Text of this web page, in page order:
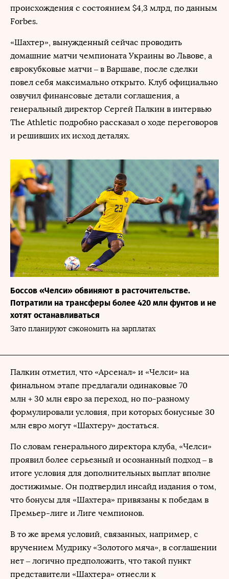
происхождения с состоянием $4,3 млрд, по данным
Forbes.
«Шахтер», вынужденный сейчас проводить
домашние матчи чемпионата Украины во Львове, а
еврокубковые матчи – в Варшаве, после сделки
повел себя максимально открыто. Клуб официально
озвучил финансовые детали соглашения, а
генеральный директор Сергей Палкин в интервью
The Athletic подробно рассказал о ходе переговоров
и решивших их исход деталях.
Боссов «Челси» обвиняют в расточительстве.
Потратили на трансферы более 420 млн фунтов и не
хотят останавливаться
Зато планируют сэкономить на зарплатах
Палкин отметил, что «Арсенал» и «Челси» на
финальном этапе предлагали одинаковые 70
млн + 30 млн евро за переход, но по-разному
формулировали условия, при которых бонусные 30
млн евро могут «Шахтеру» достаться.
По словам генерального директора клуба, «Челси»
проявил более серьезный и осознанный подход – в
итоге условия для дополнительных выплат вполне
достижимые. Он подтвердил инсайд издания о том,
что бонусы для «Шахтера» привязаны к победам в
Премьер-лиге и Лиге чемпионов.
В то же время условий, связанных, например, с
вручением Мудрику «Золотого мяча», в соглашении
нет – логично предположить, что такой пункт
представители «Шахтера» отнесли к